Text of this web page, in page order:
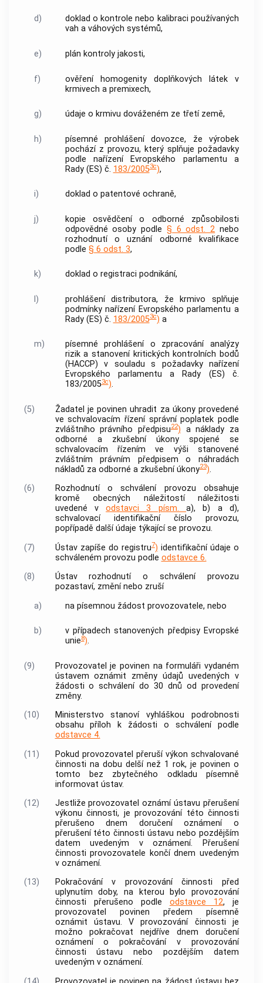
d)
doklad o kontrole nebo kalibraci používaných
vah a váhových systémů,
e) plán kontroly jakosti,
f)
ověření homogenity doplňkových látek v
krmivech a premixech,
g) údaje o krmivu dováženém ze třetí země,
h) písemné prohlášenídovozce, že výrobek
pochází z provozu, který splňuje požadavky
podle nařízení Evropského parlamentu a
Rady (ES) č. 183/20053c),
i) doklad o patentové ochraně,
j)
kopie osvědčení o odborné způsobilosti
odpovědné osoby podle § 6 odst. 2 nebo
rozhodnutí o uznání odborné kvalifikace
podle § 6 odst. 3,
k) doklad o registraci podnikání,
l) prohlášenídistributora, že krmivo splňuje
podmínky nařízení Evropského parlamentu a
Rady (ES) č. 183/20053c) a
m)
písemné prohlášení o zpracování analýzy
rizik a stanovení kritických kontrolních bodů
(HACCP) v souladu s požadavky nařízení
Evropského parlamentu a Rady (ES) č.
183/20053c).
(5)
Žadatel je povinen uhradit za úkony provedené
ve schvalovacím řízení správní poplatek podle
zvláštního právního předpisu22) a náklady za
odborné a zkušební úkony spojené se
schvalovacím řízením ve výši stanovené
zvláštním právním předpisem o náhradách
nákladů za odborné a zkušební úkony23).
(6)
Rozhodnutí o schválení provozu obsahuje
kromě obecných náležitostí náležitosti
uvedené vodstavci 3 písm.a), b) a d),
schvalovací identifikační číslo provozu,
popřípadě další údaje týkající se provozu.
(7)
Ústav zapíše do registru7) identifikační údaje o
schváleném provozu podle odstavce 6.
(8)
Ústav rozhodnutí o schválení provozu
pozastaví, změní nebo zruší
a)
na písemnou žádost provozovatele, nebo
b)
v případech stanovených předpisy Evropské
unie8).
(9)
Provozovatel je povinen na formuláři vydaném
ústavem oznámit změny údajů uvedených v
žádosti o schválení do 30 dnů od provedení
změny.
(10)
Ministerstvo stanoví vyhláškou podrobnosti
obsahu příloh k žádosti o schválení podle
odstavce 4.
(11)
Pokud provozovatel přeruší výkon schvalované
činnosti na dobu delší než 1 rok, je povinen o
tomto bez zbytečného odkladu písemně
informovat ústav.
(12)
Jestliže provozovatel oznámí ústavu přerušení
výkonu činnosti, je provozování této činnosti
přerušeno dnem doručení oznámení o
přerušení této činnosti ústavu nebo pozdějším
datem uvedeným v oznámení. Přerušení
činnosti provozovatele končí dnem uvedeným
v oznámení.
(13)
Pokračování v provozování činnosti před
uplynutím doby, na kterou bylo provozování
činnosti přerušeno podle odstavce 12, je
provozovatel povinen předem písemně
oznámit ústavu. V provozování činnosti je
možno pokračovat nejdříve dnem doručení
oznámení o pokračování v provozování
činnosti ústavu nebo pozdějším datem
uvedeným v oznámení.